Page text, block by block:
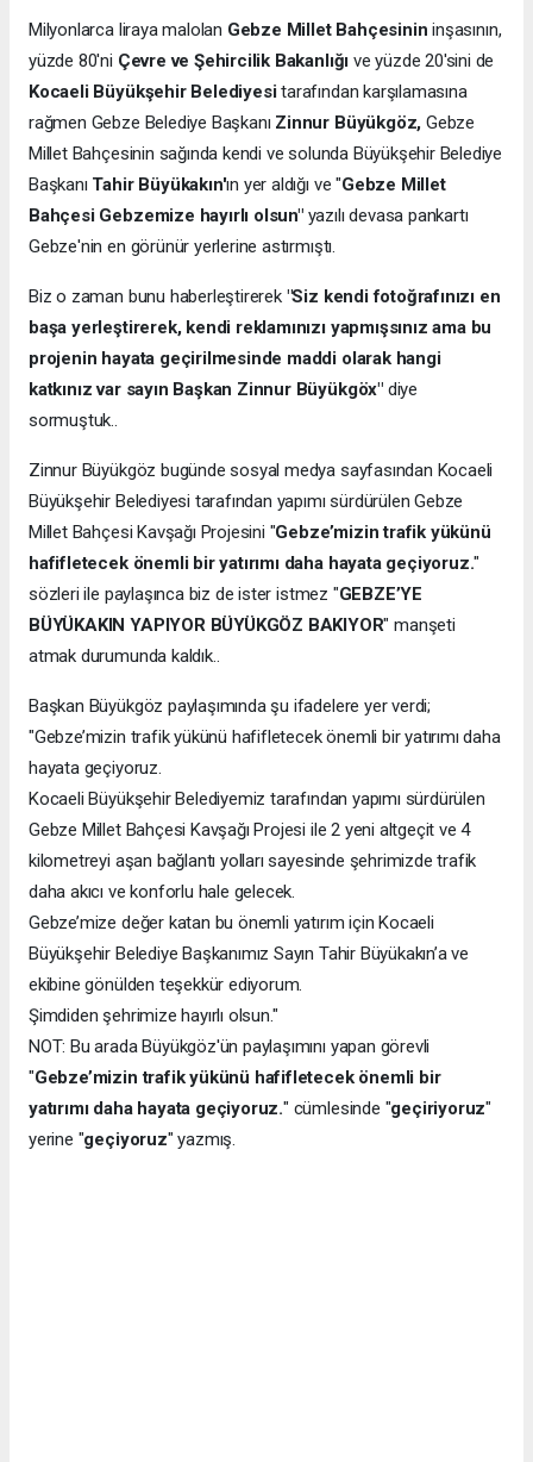
Milyonlarca liraya malolan Gebze Millet Bahçesinin inşasının,
yüzde 80'ni Çevre ve Şehircilik Bakanlığı ve yüzde 20'sini de
Kocaeli Büyükşehir Belediyesitarafından karşılamasına
rağmen Gebze Belediye Başkanı Zinnur Büyükgöz, Gebze
Millet Bahçesinin sağında kendi ve solunda Büyükşehir Belediye
Başkanı Tahir Büyükakın'ın yer aldığı ve "Gebze Millet
Bahçesi Gebzemize hayırlı olsun"yazılı devasa pankartı
Gebze'nin en görünür yerlerine astırmıştı.
Biz o zaman bunu haberleştirerek "Siz kendi fotoğrafınızı en
başa yerleştirerek, kendi reklamınızı yapmışsınız ama bu
projenin hayata geçirilmesinde maddi olarak hangi
katkınız var sayın Başkan Zinnur Büyükgöx" diye
sormuştuk..
Zinnur Büyükgöz bugünde sosyal medya sayfasından Kocaeli
Büyükşehir Belediyesi tarafından yapımı sürdürülen Gebze
Millet Bahçesi Kavşağı Projesini "Gebze’mizin trafik yükünü
hafifletecek önemli bir yatırımı daha hayata geçiyoruz."
sözleri ile paylaşınca biz de ister istmez "GEBZE’YE
BÜYÜKAKIN YAPIYOR BÜYÜKGÖZ BAKIYOR" manşeti
atmak durumunda kaldık..
Başkan Büyükgöz paylaşımında şu ifadelere yer verdi;
"Gebze’mizin trafik yükünü hafifletecek önemli bir yatırımı daha
hayata geçiyoruz.
Kocaeli Büyükşehir Belediyemiz tarafından yapımı sürdürülen
Gebze Millet Bahçesi Kavşağı Projesi ile 2 yeni altgeçit ve 4
kilometreyi aşan bağlantı yolları sayesinde şehrimizde trafik
daha akıcı ve konforlu hale gelecek.
Gebze’mize değer katan bu önemli yatırım için Kocaeli
Büyükşehir Belediye Başkanımız Sayın Tahir Büyükakın’a ve
ekibine gönülden teşekkür ediyorum.
Şimdiden şehrimize hayırlı olsun."
NOT: Bu arada Büyükgöz'ün paylaşımını yapan görevli
"Gebze’mizin trafik yükünü hafifletecek önemli bir
yatırımı daha hayata geçiyoruz." cümlesinde "geçiriyoruz"
yerine "geçiyoruz" yazmış.